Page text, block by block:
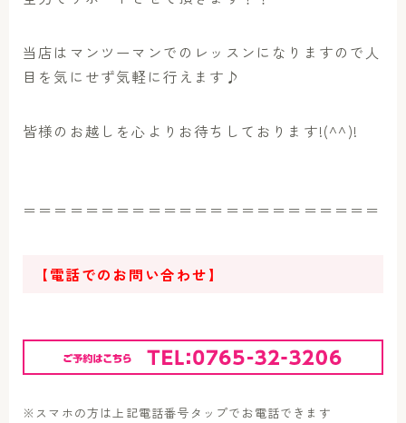
当店はマンツーマンでのレッスンになりますので人
目を気にせず気軽に行えます♪
皆様のお越しを心よりお待ちしております!(^^)!
＝＝＝＝＝＝＝＝＝＝＝＝＝＝＝＝＝＝＝＝＝＝＝
【電話でのお問い合わせ】
※スマホの方は上記電話番号タップでお電話できます